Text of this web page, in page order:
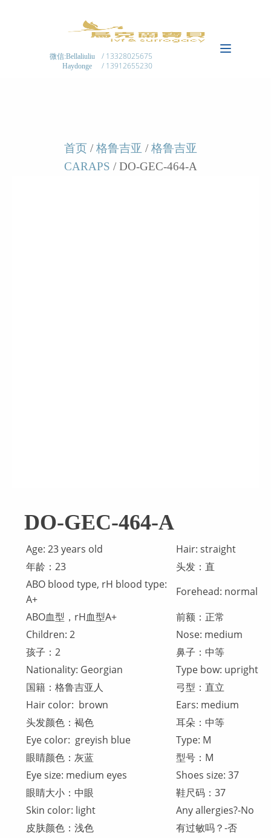
微信:Bellaliuliu
Haydonge
/ 13328025675
/ 13912655230
首页 / 格鲁吉亚 / 格鲁吉亚
CARAPS / DO-GEC-464-A
DO-GEC-464-A
Age: 23 years old
Hair: straight
年龄：23
头发：直
ABO blood type, rH blood type:
A+
Forehead: normal
ABO血型，rH血型A+
前额：正常
Children: 2
Nose: medium
孩子：2
鼻子：中等
Nationality: Georgian
Type bow: upright
国籍：格鲁吉亚人
弓型：直立
Hair color: brown
Ears: medium
头发颜色：褐色
耳朵：中等
Eye color: greyish blue
Type: M
眼睛颜色：灰蓝
型号：M
Eye size: medium eyes
Shoes size: 37
眼睛大小：中眼
鞋尺码：37
Skin color: light
Any allergies?-No
皮肤颜色：浅色
有过敏吗？-否